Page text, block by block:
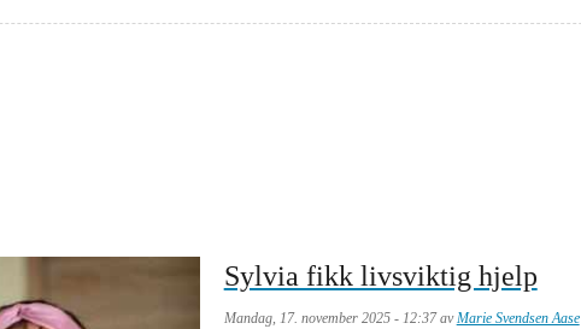
Sylvia fikk livsviktig hjelp
Mandag, 17. november 2025 - 12:37 av Marie Svendsen Aase